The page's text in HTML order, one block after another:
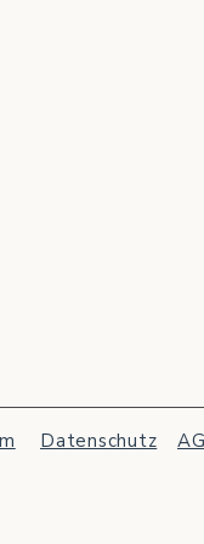
Datenschutz